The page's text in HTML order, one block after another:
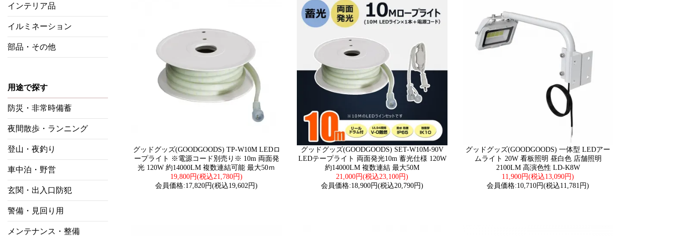
インテリア品
イルミネーション
部品・その他
用途で探す
防災・非常時備蓄
夜間散歩・ランニング
登山・夜釣り
車中泊・野営
玄関・出入口防犯
警備・見回り用
メンテナンス・整備
グッドグッズ(GOODGOODS) TP-W10M LEDロ
ープライト ※電源コード別売り※ 10m 両面発
光 120W 約14000LM 複数連結可能 最大50ｍ
19,800円(税込21,780円)
会員価格:17,820円(税込19,602円)
グッドグッズ(GOODGOODS) SET-W10M-90V
LEDテープライト 両面発光10m 蓄光仕様 120W
約14000LM 複数連結 最大50M
21,000円(税込23,100円)
会員価格:18,900円(税込20,790円)
グッドグッズ(GOODGOODS) 一体型 LEDアー
ムライト 20W 看板照明 昼白色 店舗照明
2100LM 高演色性 LD-K8W
11,900円(税込13,090円)
会員価格:10,710円(税込11,781円)